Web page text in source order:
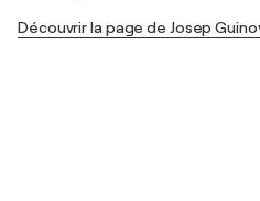
Découvrir la page de Josep